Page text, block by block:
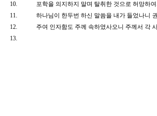
10.
포학을 의지하지 말며 탈취한 것으로 허망하
11.
하나님이 한두번 하신 말씀을 내가 들었나니
12.
주여 인자함도 주께 속하였사오니 주께서 각
13.